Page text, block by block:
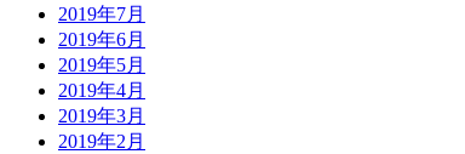
2019年7月
2019年6月
2019年5月
2019年4月
2019年3月
2019年2月